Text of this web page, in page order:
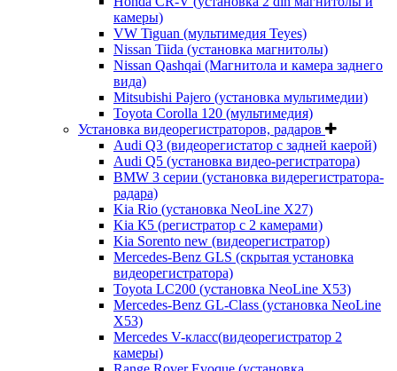
камеры)
VW Tiguan (мультимедия Teyes)
Nissan Tiida (установка магнитолы)
Nissan Qashqai (Магнитола и камера заднего
вида)
Mitsubishi Pajero (установка мультимедии)
Toyota Corolla 120 (мультимедия)
Установка видеорегистраторов, радаров
Audi Q3 (видеорегистатор с задней каерой)
Audi Q5 (установка видео-регистратора)
BMW 3 серии (установка видерегистратора-
радара)
Kia Rio (установка NeoLine X27)
Kia К5 (регистратор с 2 камерами)
Kia Sorento new (видеорегистратор)
Mercedes-Benz GLS (скрытая установка
видеорегистратора)
Toyota LC200 (установка NeoLine X53)
Mercedes-Benz GL-Class (установка NeoLine
X53)
Mercedes V-класс(видеорегистратор 2
камеры)